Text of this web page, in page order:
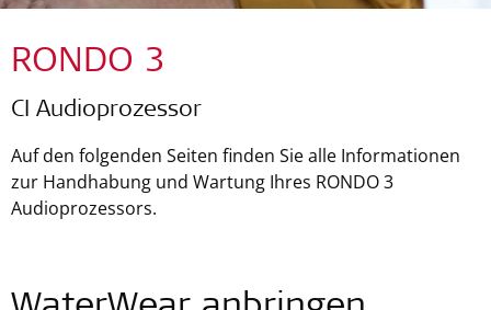
RONDO 3
CI Audioprozessor
Auf den folgenden Seiten finden Sie alle Informationen
zur Handhabung und Wartung Ihres RONDO 3
Audioprozessors.